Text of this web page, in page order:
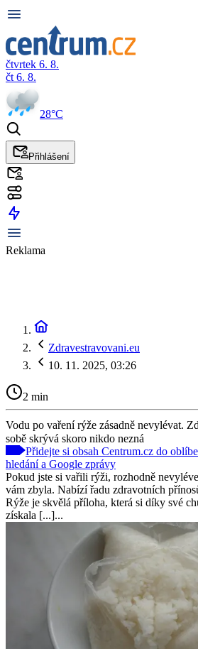
čtvrtek 6. 8.
čt 6. 8.
28°C
Přihlášení
Reklama
Zdravestravovani.eu
10. 11. 2025, 03:26
2 min
Vodu po vaření rýže zásadně nevylévat.
sobě skrývá skoro nikdo nezná
Přidejte si obsah Centrum.cz do
hledání a Google zprávy
Pokud jste si vařili rýži, rozhodně
vám zbyla. Nabízí řadu zdravotních
Rýže je skvělá příloha, která si díky své
získala [...]...